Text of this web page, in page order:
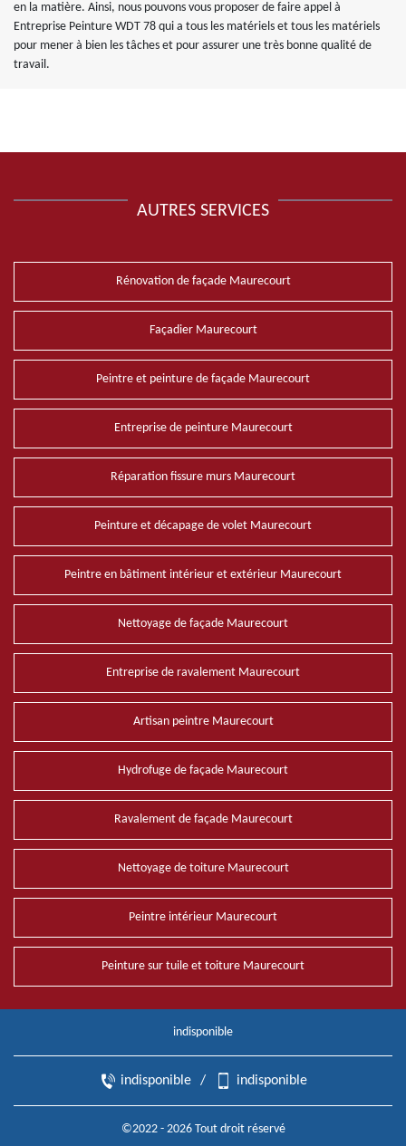
en la matière. Ainsi, nous pouvons vous proposer de faire appel à
Entreprise Peinture WDT 78 qui a tous les matériels et tous les matériels
pour mener à bien les tâches et pour assurer une très bonne qualité de
travail.
AUTRES SERVICES
Rénovation de façade Maurecourt
Façadier Maurecourt
Peintre et peinture de façade Maurecourt
Entreprise de peinture Maurecourt
Réparation fissure murs Maurecourt
Peinture et décapage de volet Maurecourt
Peintre en bâtiment intérieur et extérieur Maurecourt
Nettoyage de façade Maurecourt
Entreprise de ravalement Maurecourt
Artisan peintre Maurecourt
Hydrofuge de façade Maurecourt
Ravalement de façade Maurecourt
Nettoyage de toiture Maurecourt
Peintre intérieur Maurecourt
Peinture sur tuile et toiture Maurecourt
indisponible
indisponible / indisponible
©2022 - 2026 Tout droit réservé